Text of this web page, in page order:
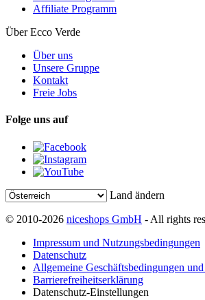
Affiliate Programm
Über Ecco Verde
Über uns
Unsere Gruppe
Kontakt
Freie Jobs
Folge uns auf
Land ändern
© 2010-2026 niceshops GmbH - All rights
Impressum und Nutzungsbedingungen
Datenschutz
Allgemeine Geschäftsbedingungen
Barrierefreiheitserklärung
Datenschutz-Einstellungen